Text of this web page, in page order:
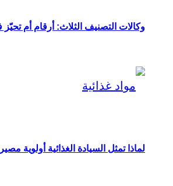
وكالات التصنيف الثلاث: أرقام أم تحيّز
لماذا تمثل السيادة الغذائية أولوية